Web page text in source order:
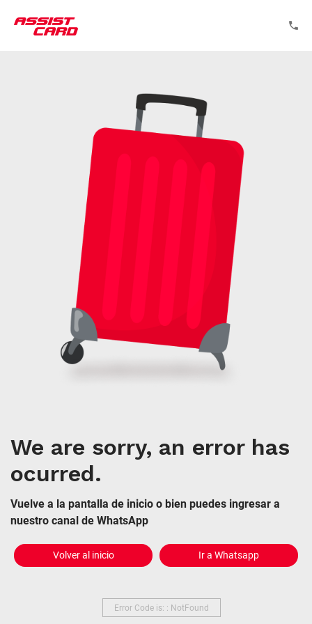
We are sorry, an error has
ocurred.
Vuelve a la pantalla de inicio o bien puedes ingresar a
nuestro canal de WhatsApp
Volver al inicio Ir a Whatsapp
Error Code is: : NotFound